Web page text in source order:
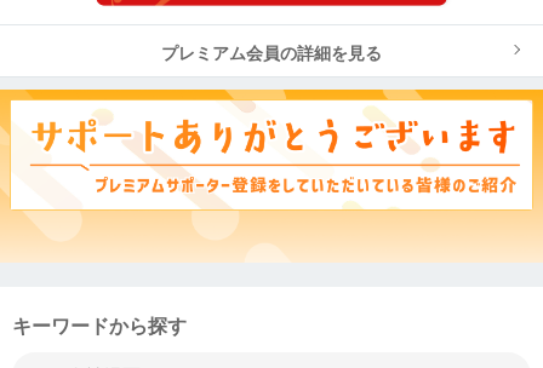
プレミアム会員の詳細を見る
キーワードから探す